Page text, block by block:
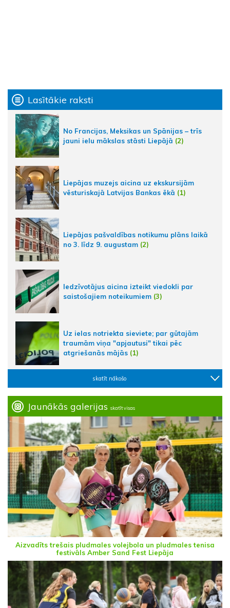
Lasītākie raksti
No Francijas, Meksikas un Spānijas – trīs
jauni ielu mākslas stāsti Liepājā (2)
Liepājas muzejs aicina uz ekskursijām
vēsturiskajā Latvijas Bankas ēkā (1)
Liepājas pašvaldības notikumu plāns laikā
no 3. līdz 9. augustam (2)
Iedzīvotājus aicina izteikt viedokli par
saistošajiem noteikumiem (3)
Uz ielas notriekta sieviete; par gūtajām
traumām viņa "apjautusi" tikai pēc
atgriešanās mājās (1)
skatīt nākošo
Jaunākās galerijas skatīt visas
Aizvadīts trešais pludmales volejbola un pludmales tenisa
festivāls Amber Sand Fest Liepāja